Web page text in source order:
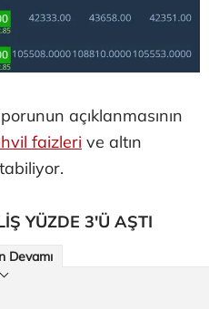
açıklanmasının
faizleri ve altın
YÜZDE 3'Ü AŞTI
Devamı